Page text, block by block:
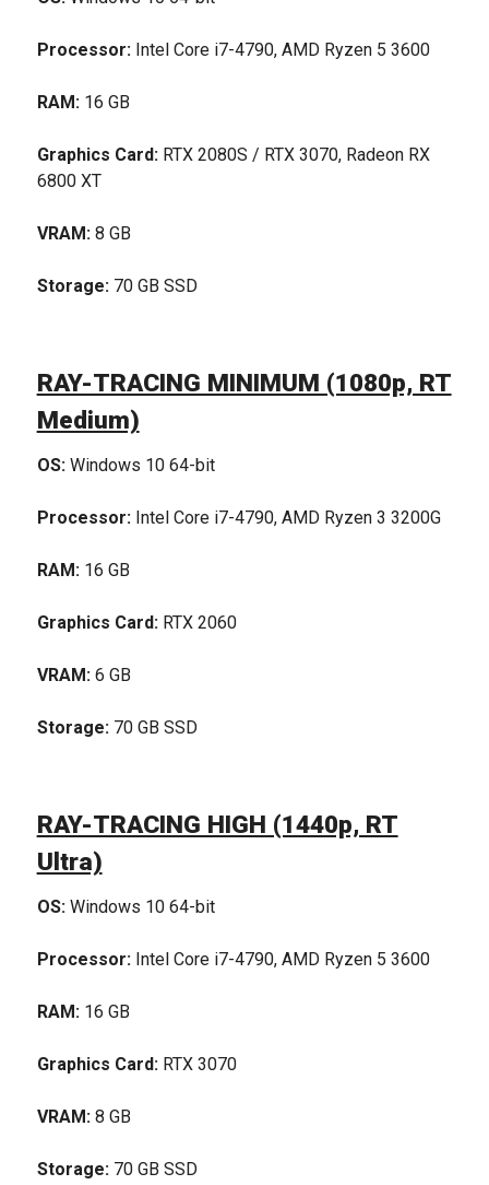
Processor:Intel Core i7-4790, AMD Ryzen 5 3600
RAM:16 GB
Graphics Card:RTX 2080S / RTX 3070, Radeon RX
6800 XT
VRAM:8 GB
Storage:70 GB SSD
RAY-TRACING MINIMUM (1080p, RT
Medium)
OS:Windows 10 64-bit
Processor:Intel Core i7-4790, AMD Ryzen 3 3200G
RAM:16 GB
Graphics Card:RTX 2060
VRAM:6 GB
Storage:70 GB SSD
RAY-TRACING HIGH (1440p, RT
Ultra)
OS:Windows 10 64-bit
Processor:Intel Core i7-4790, AMD Ryzen 5 3600
RAM:16 GB
Graphics Card:RTX 3070
VRAM:8 GB
Storage:70 GB SSD